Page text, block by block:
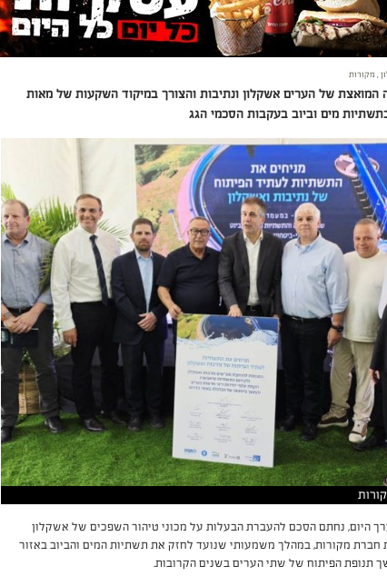
, מקורות
המואצת של הערים אשקלון ונתיבות והצורך במיקוד השקעות של מאות
מים וביוב בעקבות הסכמי הגג
היום, נחתם הסכם להעברת הבעלות על מכוני טיהור השפכים של אשקלון
חברת מקורות, במהלך משמעותי שנועד לחזק את תשתיות המים והביוב באזור
תנופת הפיתוח של שתי הערים בשנים הקרובות.